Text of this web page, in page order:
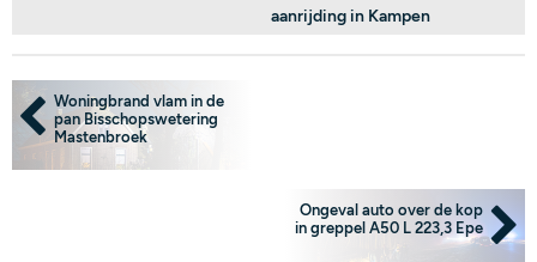
aanrijding in Kampen
Woningbrand vlam in de
pan Bisschopswetering
Mastenbroek
Ongeval auto over de kop
in greppel A50 L 223,3 Epe